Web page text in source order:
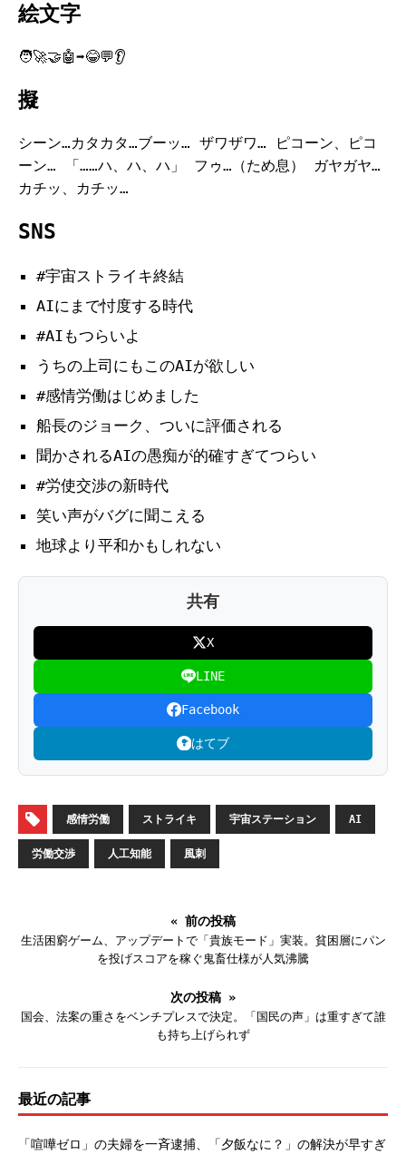
絵文字
🧑‍🚀🤝🤖➡️😂💬👂
擬
シーン…カタカタ…ブーッ… ザワザワ… ピコーン、ピコ
ーン… 「……ハ、ハ、ハ」 フゥ…（ため息） ガヤガヤ…
カチッ、カチッ…
SNS
#宇宙ストライキ終結
AIにまで忖度する時代
#AIもつらいよ
うちの上司にもこのAIが欲しい
#感情労働はじめました
船長のジョーク、ついに評価される
聞かされるAIの愚痴が的確すぎてつらい
#労使交渉の新時代
笑い声がバグに聞こえる
地球より平和かもしれない
共有
X
LINE
Facebook
はてブ
感情労働 ストライキ 宇宙ステーション AI
労働交渉 人工知能 風刺
« 前の投稿
生活困窮ゲーム、アップデートで「貴族モード」実装。貧困層にパン
を投げスコアを稼ぐ鬼畜仕様が人気沸騰
次の投稿 »
国会、法案の重さをベンチプレスで決定。「国民の声」は重すぎて誰
も持ち上げられず
最近の記事
「喧嘩ゼロ」の夫婦を一斉逮捕、「夕飯なに？」の解決が早すぎ